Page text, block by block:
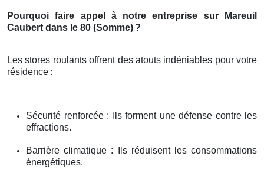
Pourquoi faire appel à notre entreprise sur Mareuil
Caubert dans le 80 (Somme) ?
Les stores roulants offrent des atouts indéniables pour votre
résidence :
Sécurité renforcée : Ils forment une défense contre les
effractions.
Barrière climatique : Ils réduisent les consommations
énergétiques.